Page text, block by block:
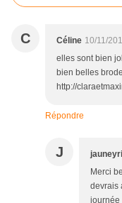
C Céline 10/11/
elles sont bien
bien belles
http://
Répondre
J
Merci
devrais
journée